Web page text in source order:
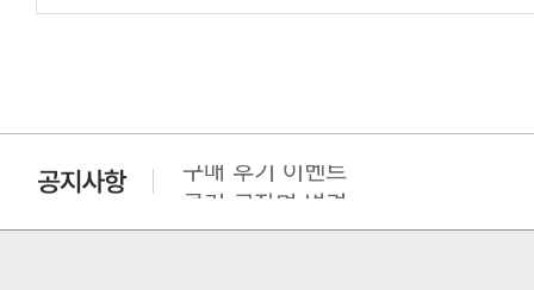
클린 공장명 변경